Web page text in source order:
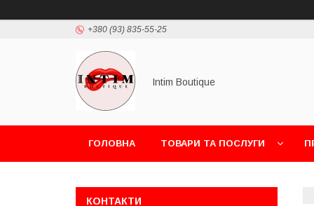
+380 (93) 835-55-25
Intim Boutique
ГОЛОВНА ТОВАРИ ТА ПОСЛУГИ
КОНТАКТИ